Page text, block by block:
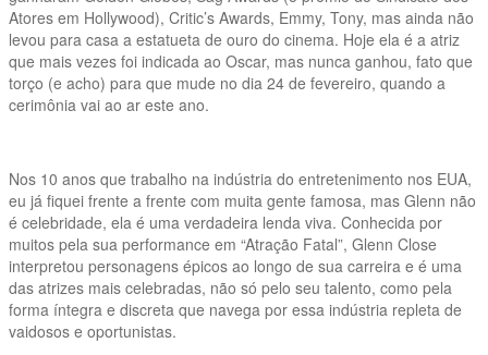
Atores em Hollywood), Critic’s Awards, Emmy, Tony, mas ainda não
levou para casa a estatueta de ouro do cinema. Hoje ela é a atriz
que mais vezes foi indicada ao Oscar, mas nunca ganhou, fato que
torço (e acho) para que mude no dia 24 de fevereiro, quando a
cerimônia vai ao ar este ano.
Nos 10 anos que trabalho na indústria do entretenimento nos EUA,
eu já fiquei frente a frente com muita gente famosa, mas Glenn não
é celebridade, ela é uma verdadeira lenda viva. Conhecida por
muitos pela sua performance em “Atração Fatal”, Glenn Close
interpretou personagens épicos ao longo de sua carreira e é uma
das atrizes mais celebradas, não só pelo seu talento, como pela
forma íntegra e discreta que navega por essa indústria repleta de
vaidosos e oportunistas.